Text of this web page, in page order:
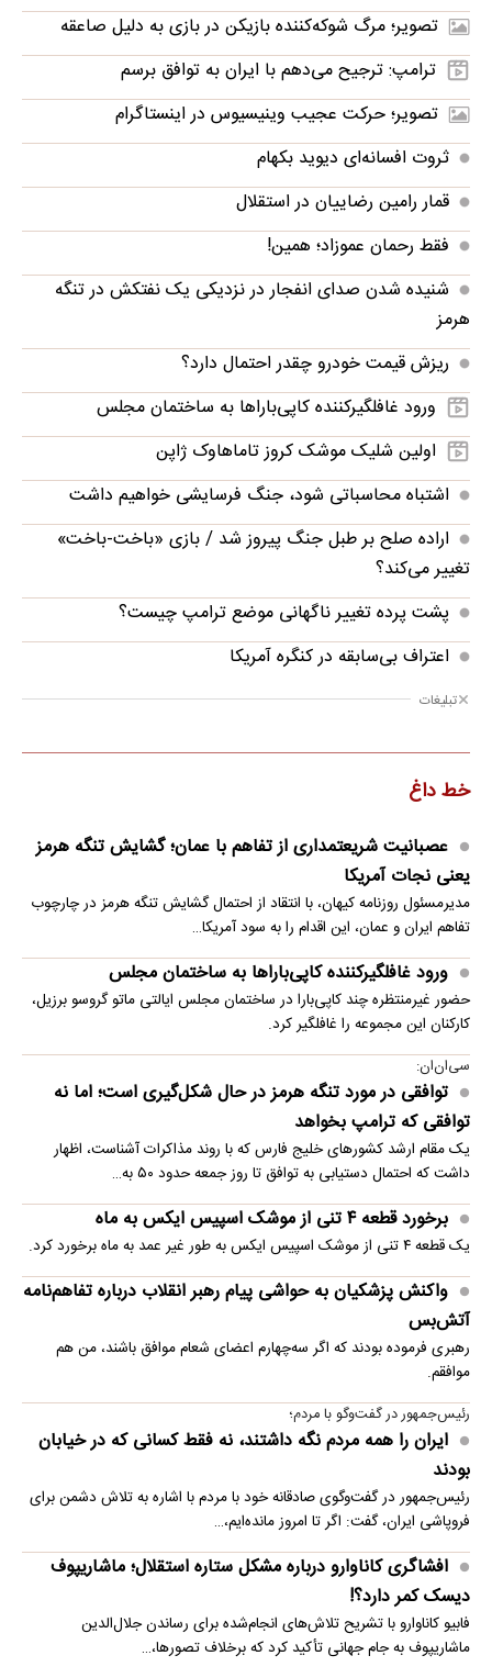
تصویر؛ مرگ شوکه‌کننده بازیکن در بازی به دلیل صاعقه
ترامپ: ترجیح می‌دهم با ایران به توافق برسم
تصویر؛ حرکت عجیب وینیسیوس در اینستاگرام
ثروت افسانه‌‌ای دیوید بکهام
قمار رامین رضاییان در استقلال
فقط رحمان عموزاد؛ همین!
شنیده شدن صدای انفجار در نزدیکی یک نفتکش در تنگه
هرمز
ریزش قیمت خودرو چقدر احتمال دارد؟
ورود غافلگیرکننده کاپی‌باراها به ساختمان مجلس
اولین شلیک موشک کروز تاماهاوک ژاپن
اشتباه محاسباتی شود، جنگ فرسایشی خواهیم داشت
اراده صلح بر طبل جنگ پیروز شد / بازی «باخت-باخت»
تغییر می‌کند؟
پشت پرده تغییر ناگهانی موضع ترامپ چیست؟
اعتراف بی‌سابقه در کنگره آمریکا
تبلیغات
خط داغ
عصبانیت شریعتمداری از تفاهم با عمان؛ گشایش تنگه هرمز
یعنی نجات آمریکا
مدیرمسئول روزنامه کیهان، با انتقاد از احتمال گشایش تنگه هرمز در چارچوب
تفاهم ایران و عمان، این اقدام را به سود آمریکا…
ورود غافلگیرکننده کاپی‌باراها به ساختمان مجلس
حضور غیرمنتظره چند کاپی‌بارا در ساختمان مجلس ایالتی ماتو گروسو برزیل،
کارکنان این مجموعه را غافلگیر کرد.
سی‌ان‌ان:
توافقی در مورد تنگه هرمز در حال شکل‌گیری است؛ اما نه
توافقی که ترامپ بخواهد
یک مقام ارشد کشورهای خلیج فارس که با روند مذاکرات آشناست، اظهار
داشت که احتمال دستیابی به توافق تا روز جمعه حدود ۵۰ به…
برخورد قطعه ۴ تنی از موشک اسپیس ایکس به ماه
یک قطعه ۴ تنی از موشک اسپیس ایکس به طور غیر عمد به ماه برخورد کرد.
واکنش پزشکیان به حواشی پیام رهبر انقلاب درباره تفاهم‌نامه
آتش‌بس
رهبری فرموده بودند که اگر سه‌چهارم اعضای شعام موافق باشند، من هم
موافقم.
رئیس‌جمهور در گفت‌وگو با مردم؛
ایران را همه مردم نگه داشتند، نه فقط کسانی که در خیابان
بودند
رئیس‌جمهور در گفت‌وگوی صادقانه خود با مردم با اشاره به تلاش دشمن برای
فروپاشی ایران، گفت: اگر تا امروز مانده‌ایم،…
افشاگری کاناوارو درباره مشکل ستاره استقلال؛ ماشاریپوف
دیسک کمر دارد؟!
فابیو کاناوارو با تشریح تلاش‌های انجام‌شده برای رساندن جلال‌الدین
ماشاریپوف به جام جهانی تأکید کرد که برخلاف تصورها،…